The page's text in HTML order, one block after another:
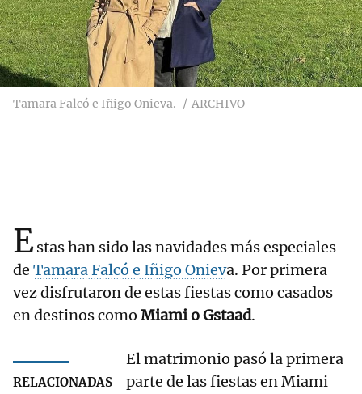
Tamara Falcó e Iñigo Onieva. ARCHIVO
Estas han sido las navidades más especiales
de Tamara Falcó e Iñigo Onieva. Por primera
vez disfrutaron de estas fiestas como casados
en destinos como Miami o Gstaad.
RELACIONADAS
El matrimonio pasó la primera
parte de las fiestas en Miami